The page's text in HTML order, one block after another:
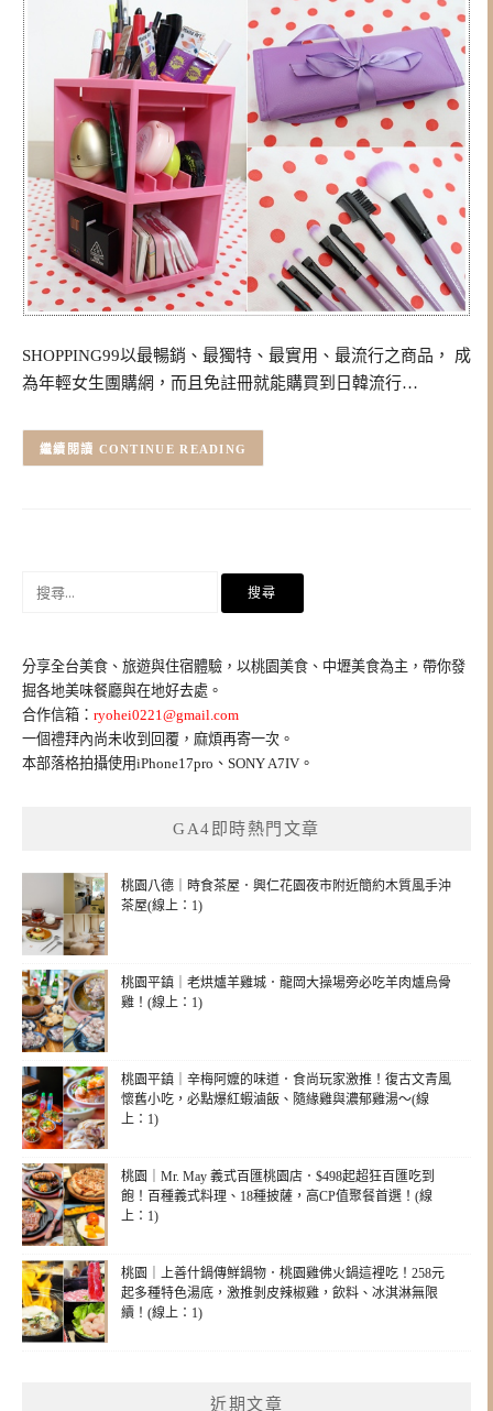
SHOPPING99以最暢銷、最獨特、最實用、最流行之商品， 成
為年輕女生團購網，而且免註冊就能購買到日韓流行…
CONTINUE READING
字:
分享全台美食、旅遊與住宿體驗，以桃園美食、中壢美食為主，帶你發
掘各地美味餐廳與在地好去處。
合作信箱： ryohei0221@gmail.com
一個禮拜內尚未收到回覆，麻煩再寄一次。
本部落格拍攝使用iPhone17pro、SONY A7IV。
GA4即時熱門文章
桃園八德｜時食茶屋．興仁花園夜市附近簡約木質風手沖
茶屋(線上：1)
桃園平鎮｜老烘爐羊雞城．龍岡大操場旁必吃羊肉爐烏骨
雞！(線上：1)
桃園平鎮｜辛梅阿嬤的味道．食尚玩家激推！復古文青風
懷舊小吃，必點爆紅蝦滷飯、隨緣雞與濃郁雞湯～(線
上：1)
桃園｜Mr. May 義式百匯桃園店．$498起超狂百匯吃到
飽！百種義式料理、18種披薩，高CP值聚餐首選！(線
上：1)
桃園｜上善什鍋傳鮮鍋物．桃園雞佛火鍋這裡吃！258元
起多種特色湯底，激推剝皮辣椒雞，飲料、冰淇淋無限
續！(線上：1)
近期文章